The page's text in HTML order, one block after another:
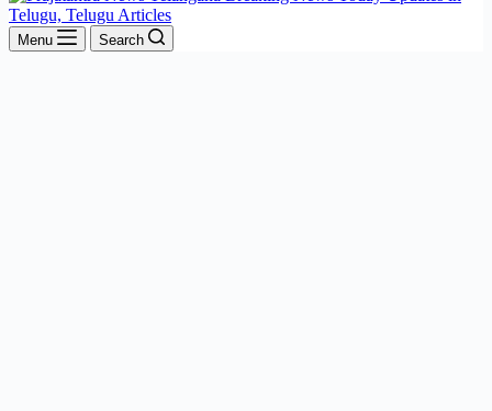
Menu Search